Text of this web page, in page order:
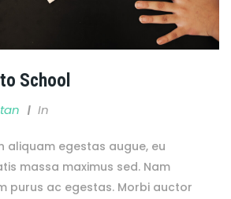
School
In
aliquam egestas augue, eu
massa maximus sed. Nam
purus ac egestas. Morbi auctor